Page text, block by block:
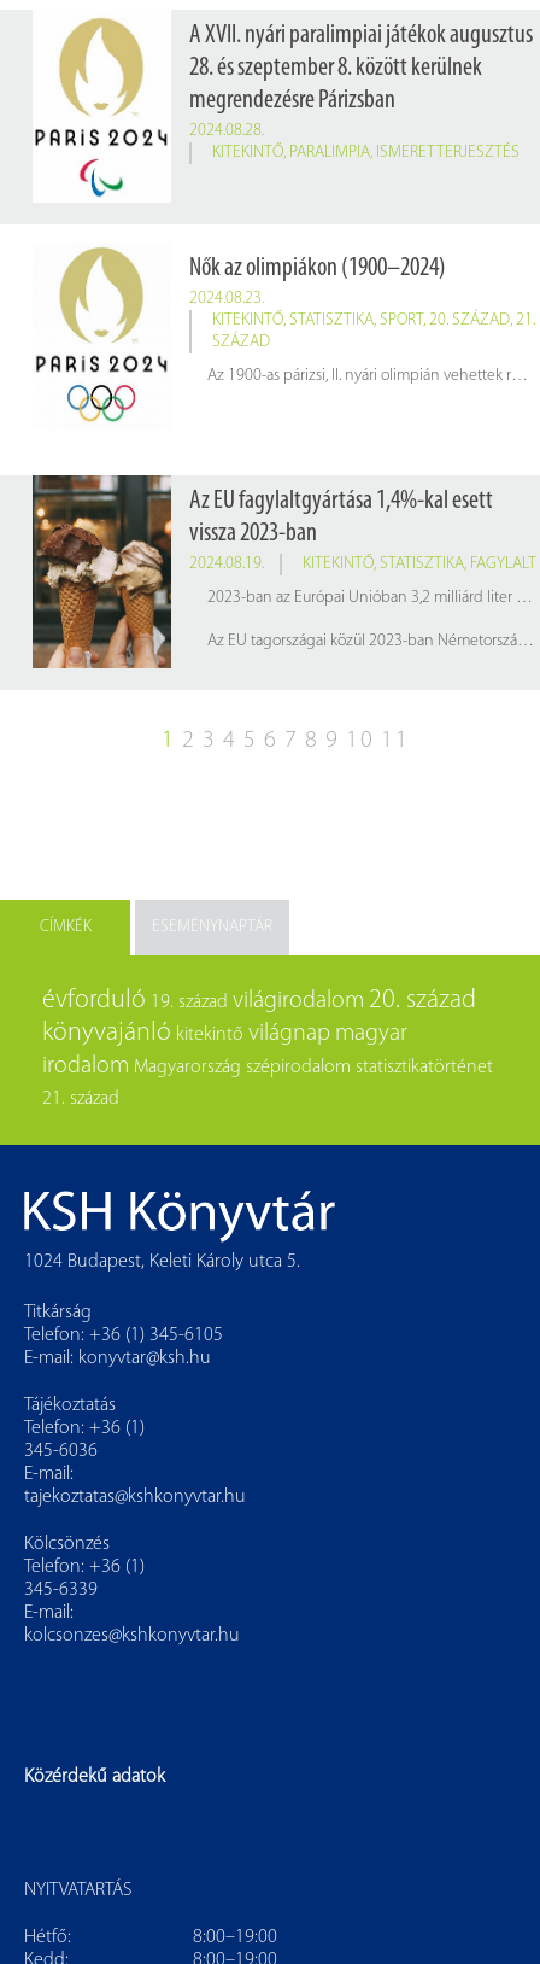
A XVII. nyári paralimpiai játékok augusztus
28. és szeptember 8. között kerülnek
megrendezésre Párizsban
2024.08.28.
KITEKINTŐ, PARALIMPIA, ISMERETTERJESZTÉS
Nők az olimpiákon (1900–2024)
2024.08.23.
KITEKINTŐ, STATISZTIKA, SPORT, 20. SZÁZAD, 21.
SZÁZAD
Az 1900-as párizsi, II. nyári olimpián vehettek részt először női sportolók. Az első női olimpiai bajnok a svájci Hélène de Pourtalès lett, aki a győztes vitorlás csapat tagja volt. Az első egyéni női olimpiai bajnoki címet pedig a teniszező Charlotte Cooper szerezte meg. Ezen az olimpián mindössze 22 nő vett részt.
Az EU fagylaltgyártása 1,4%-kal esett
vissza 2023-ban
2024.08.19. KITEKINTŐ, STATISZTIKA, FAGYLALT
2023-ban az Európai Unióban 3,2 milliárd liter fagylaltot állítottak elő, ami 1,4%-os csökkenést jelent a 2022-es (3,3 milliárd liter) gyártáshoz képest.
Az EU tagországai közül 2023-ban Németország volt a fő fagylaltgyártó 612 millió literrel, ezt követi Franciaország (568 millió liter) és Olaszország (527 millió liter).
1 2 3 4 5 6 7 8 9 10 11
CÍMKÉK ESEMÉNYNAPTÁR
évforduló 19. század világirodalom 20. század
könyvajánló kitekintő világnap magyar
irodalom Magyarország szépirodalom statisztikatörténet
21. század
1024 Budapest, Keleti Károly utca 5.
Titkárság
Telefon: +36 (1) 345-6105
E-mail: konyvtar@ksh.hu
Tájékoztatás
Telefon: +36 (1)
345-6036
E-mail:
tajekoztatas@kshkonyvtar.hu
Kölcsönzés
Telefon: +36 (1)
345-6339
E-mail:
kolcsonzes@kshkonyvtar.hu
Közérdekű adatok
NYITVATARTÁS
Hétfő:
8:00–19:00